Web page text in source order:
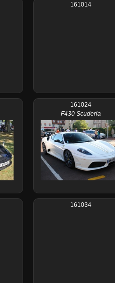
161014
161024
F430 Scuderia
161034